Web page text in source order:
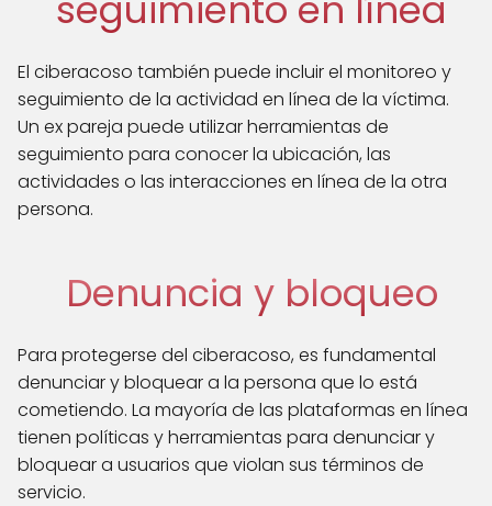
El ciberacoso también puede incluir el monitoreo y
seguimiento de la actividad en línea de la víctima.
Un ex pareja puede utilizar herramientas de
seguimiento para conocer la ubicación, las
actividades o las interacciones en línea de la otra
persona.
Denuncia y bloqueo
Para protegerse del ciberacoso, es fundamental
denunciar y bloquear a la persona que lo está
cometiendo. La mayoría de las plataformas en línea
tienen políticas y herramientas para denunciar y
bloquear a usuarios que violan sus términos de
servicio.